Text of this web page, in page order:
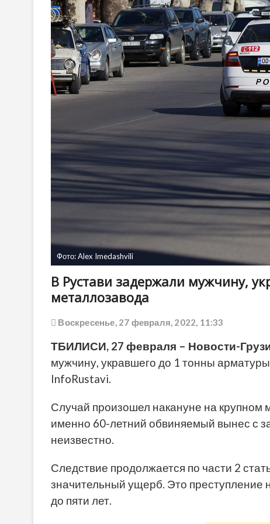
Фото: Alex Imedashvili
В Рустави задержали мужчину,
металлозавода
Воскресенье, 27 февраля, 2022, 11:33
ТБИЛИСИ, 27 февраля – Новости-
мужчину, укравшего до 1 тонны
InfoRustavi.
Случай произошел накануне на крупном
именно 60-летний обвиняемый вынес с
неизвестно.
Следствие продолжается по части 2
значительный ущерб. Это преступление
до пяти лет.